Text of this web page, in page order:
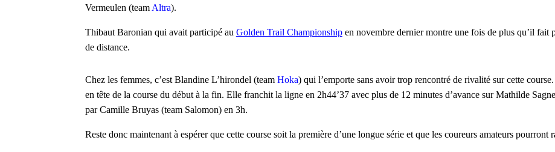
Vermeulen (team Altra).
Thibaut Baronian qui avait participé au Golden Trail Championshipen novembre dernier montre une fois de plus qu’il fait
de distance.
Chez les femmes, c’est Blandine L’hirondel (teamHoka) qui l’emporte sans avoir trop rencontré de rivalité sur cette
en tête de la course du début à la fin. Elle franchit la ligne en 2h44’37 avec plus de 12 minutes d’avance surMathilde
par Camille Bruyas (team Salomon) en 3h.
Reste donc maintenant à espérer que cette course soit la première d’une longue série et que les coureurs amateurs pourront